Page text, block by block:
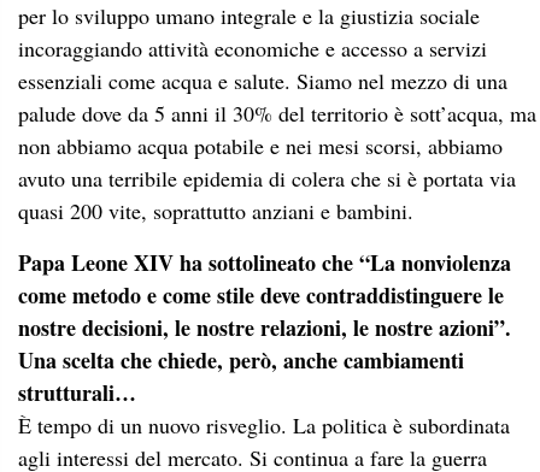
per lo sviluppo umano integrale e la giustizia sociale
incoraggiando attività economiche e accesso a servizi
essenziali come acqua e salute. Siamo nel mezzo di una
palude dove da 5 anni il 30% del territorio è sott’acqua, ma
non abbiamo acqua potabile e nei mesi scorsi, abbiamo
avuto una terribile epidemia di colera che si è portata via
quasi 200 vite, soprattutto anziani e bambini.
Papa Leone XIV ha sottolineato che “La nonviolenza
come metodo e come stile deve contraddistinguere le
nostre decisioni, le nostre relazioni, le nostre azioni”.
Una scelta che chiede, però, anche cambiamenti
strutturali…
È tempo di un nuovo risveglio. La politica è subordinata
agli interessi del mercato. Si continua a fare la guerra